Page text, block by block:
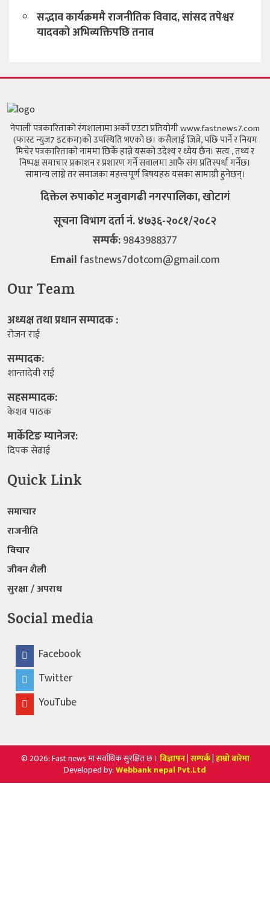
सद्भाव कार्यक्रममै राजनीतिक विवाद, सांसद तपेश्वर
यादवको अभिव्यक्तिपछि तनाव
नेपाली पत्रकारिताको रंगशालामा अर्को एउटा प्रतियोगी www.fastnews7.com
(फास्ट न्युज7 डटकम)को उपस्थिति भएको छ। कसैलाई जित्ने, पछि पार्ने र नियम
मिचेर पत्रकारिताको नाममा छिर्के हान्ने यसको उदेश्य र ध्येय छैन। सत्य , तथ्य र
निष्पक्ष समाचार प्रकाशन र प्रशारण गर्ने सवालमा आफै संग प्रतिस्पर्धा गर्नेछ।
सामान्य लाग्ने तर समाजका महत्त्वपूर्ण बिषयहरु यसका सामाग्री हुनेछन्।
दिक्तेल रुपाकोट मजुवागढी नगरपालिका, खोटागं
सूचना विभाग दर्ता नं. ४७३६-२०८१/२०८२
सम्पर्क:9843988377
Email fastnews7dotcom@gmail.com
Our Team
अध्यक्ष तथा प्रधान सम्पादक :
रोजन राई
सम्पादक:
शान्तादेवी राई
सहसम्पादक:
केशव पाठक
मार्केटिङ म्यानेजर:
दिपक सेढाई
Quick Link
समाचार
राजनीति
विचार
जीवन शैली
सुरक्षा / अपराध
Social media
Facebook
Twitter
YouTube
© 2026: Fast news मा सर्वाधिक सुरक्षित छ । बिज्ञापन|सम्पर्क|हाम्रो बारेमा
Developed by:Webbank nepal Pvt.Ltd